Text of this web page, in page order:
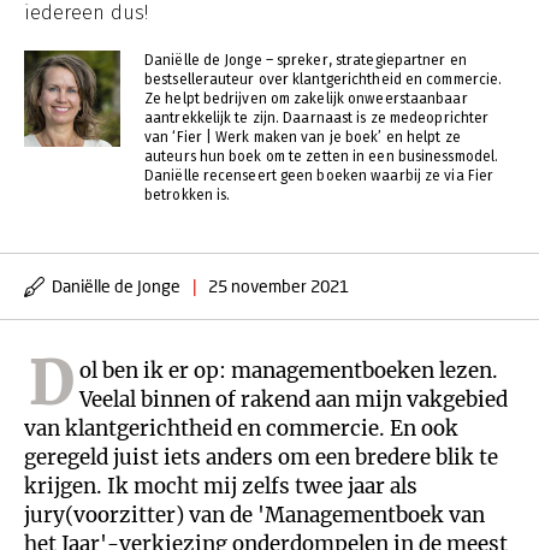
iedereen dus!
Daniëlle de Jonge – spreker, strategiepartner en
bestsellerauteur over klantgerichtheid en commercie.
Ze helpt bedrijven om zakelijk onweerstaanbaar
aantrekkelijk te zijn. Daarnaast is ze medeoprichter
van ‘Fier | Werk maken van je boek’ en helpt ze
auteurs hun boek om te zetten in een businessmodel.
Daniëlle recenseert geen boeken waarbij ze via Fier
betrokken is.
Daniëlle de Jonge | 25 november 2021
D ol ben ik er op: managementboeken lezen.
Veelal binnen of rakend aan mijn vakgebied
van klantgerichtheid en commercie. En ook
geregeld juist iets anders om een bredere blik te
krijgen. Ik mocht mij zelfs twee jaar als
jury(voorzitter) van de 'Managementboek van
het Jaar'-verkiezing onderdompelen in de meest